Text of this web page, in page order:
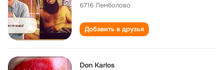
6716 Лемболово
Добавить в друзья
Don Karlos